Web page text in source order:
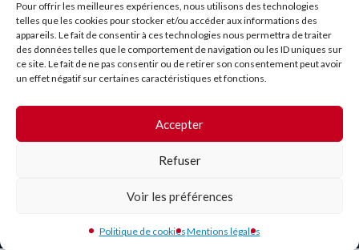
Pour offrir les meilleures expériences, nous utilisons des technologies
telles que les cookies pour stocker et/ou accéder aux informations des
appareils. Le fait de consentir à ces technologies nous permettra de traiter
des données telles que le comportement de navigation ou les ID uniques sur
ce site. Le fait de ne pas consentir ou de retirer son consentement peut avoir
un effet négatif sur certaines caractéristiques et fonctions.
Accepter
Refuser
Voir les préférences
Politique de cookiesMentions légales
Besoin d'aide ?